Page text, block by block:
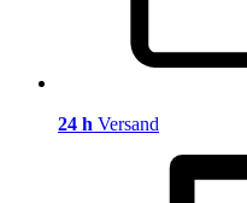
24 h Versand